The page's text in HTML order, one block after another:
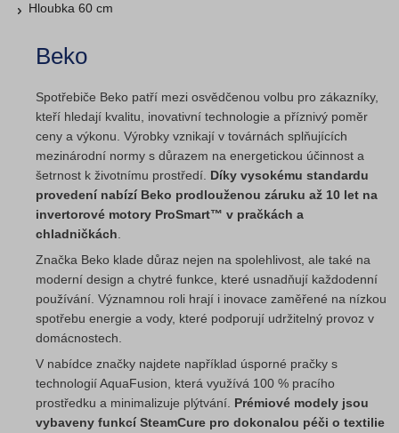
Hloubka 60 cm
Beko
Spotřebiče Beko patří mezi osvědčenou volbu pro zákazníky,
kteří hledají kvalitu, inovativní technologie a příznivý poměr
ceny a výkonu. Výrobky vznikají v továrnách splňujících
mezinárodní normy s důrazem na energetickou účinnost a
šetrnost k životnímu prostředí. Díky vysokému standardu
provedení nabízí Beko prodlouženou záruku až 10 let na
invertorové motory ProSmart™ v pračkách a
chladničkách
Značka Beko klade důraz nejen na spolehlivost, ale také na
moderní design a chytré funkce, které usnadňují každodenní
používání. Významnou roli hrají i inovace zaměřené na nízkou
spotřebu energie a vody, které podporují udržitelný provoz v
domácnostech.
V nabídce značky najdete například úsporné pračky s
technologií AquaFusion, která využívá 100 % pracího
prostředku a minimalizuje plýtvání. Prémiové modely jsou
vybaveny funkcí SteamCure pro dokonalou péči o textilie